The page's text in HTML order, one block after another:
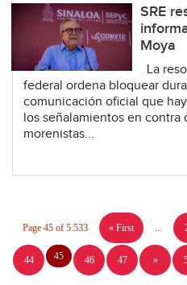
SRE
Moya
La
federal ordena bloquear
comunicación oficial que
los señalamientos en contra
morenistas...
Page 45 of 5.533 « First
44 45 46 47 »